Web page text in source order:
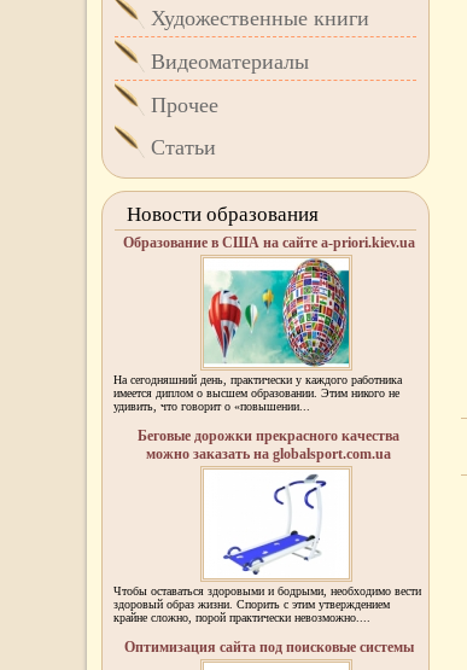
Художественные книги
Видеоматериалы
Прочее
Статьи
Новости образования
Образование в США на сайте a-priori.kiev.ua
На сегодняшний день, практически у каждого работника
имеется диплом о высшем образовании. Этим никого не
удивить, что говорит о «повышении...
Беговые дорожки прекрасного качества
можно заказать на globalsport.com.ua
Чтобы оставаться здоровыми и бодрыми, необходимо вести
здоровый образ жизни. Спорить с этим утверждением
крайне сложно, порой практически невозможно....
Оптимизация сайта под поисковые системы